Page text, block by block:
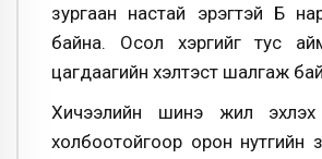
зургаан настай эрэгтэй Б
байна. Осол хэргийг тус
цагдаагийн хэлтэст шалгаж
Хичээлийн шинэ жил
холбоотойгоор орон нутгийн